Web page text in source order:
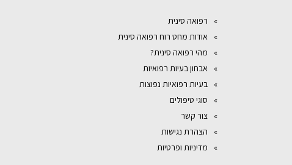
רפואה סינית
אודות מחט רוח רפואה סינית
מהי רפואה סינית?
אבחון בעיות רפואיות
בעיות רפואיות נפוצות
סוגי טיפולים
צור קשר
הצהרת נגישות
מדיניות ופרטיות